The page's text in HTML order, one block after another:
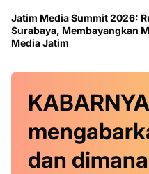
Jatim Media Summit 2026:
Surabaya, Membayangkan
Media Jatim
dan